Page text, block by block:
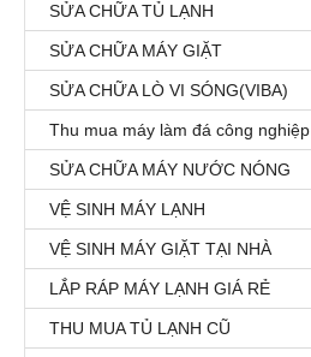
SỬA CHỮA TỦ LẠNH
SỬA CHỮA MÁY GIẶT
SỬA CHỮA LÒ VI SÓNG(VIBA)
Thu mua máy làm đá công nghiệp
SỬA CHỮA MÁY NƯỚC NÓNG
VỆ SINH MÁY LẠNH
VỆ SINH MÁY GIẶT TẠI NHÀ
LẮP RÁP MÁY LẠNH GIÁ RẺ
THU MUA TỦ LẠNH CŨ